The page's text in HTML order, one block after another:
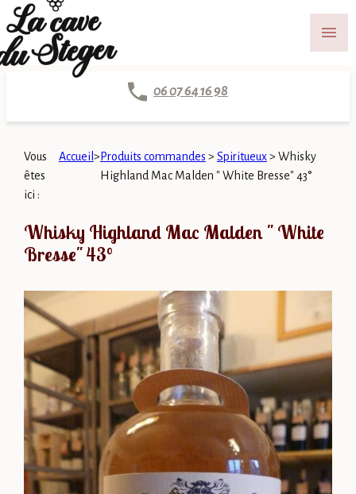
menu
06 07 64 16 98
Vous
êtes
ici :
Accueil > Produits commandes > Spiritueux> Whisky
Highland Mac Malden " White Bresse" 43°
Whisky Highland Mac Malden " White
Bresse" 43°
Panneau de gestion des cookies